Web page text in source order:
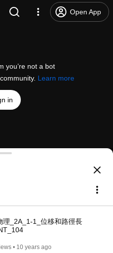
Open App
you’re not a bot
Learn more
in
徑長_綜合練習_PART_04
理_2A_1-1_位移和路徑長
• 10 years ago